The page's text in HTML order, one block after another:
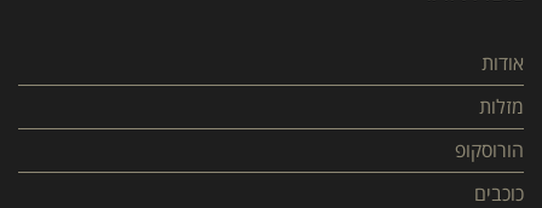
אודות
מזלות
הורוסקופ
כוכבים